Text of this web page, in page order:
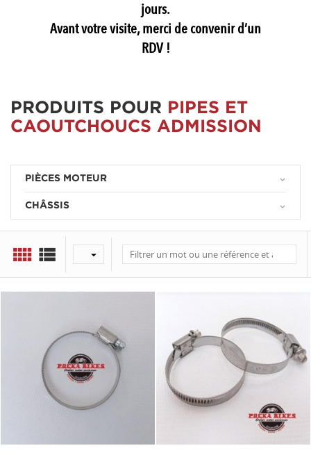
jours.
Avant votre visite, merci de convenir d’un
RDV !
PRODUITS POUR
PIPES ET
CAOUTCHOUCS ADMISSION
PIÈCES MOTEUR keyboard_arrow_down
CHÂSSIS keyboard_arrow_down
  